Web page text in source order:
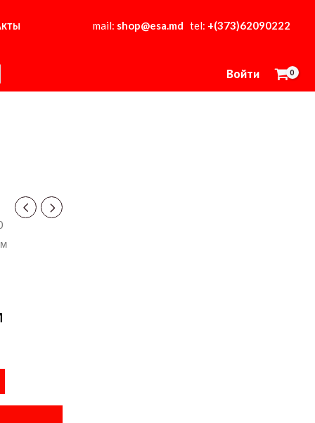
mail: shop@esa.md tel: +(373)62090222
Войти